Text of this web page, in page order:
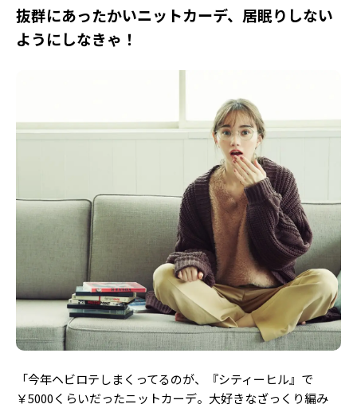
ゲッターズ飯田
MISS SEVENTEEN
Seventeenについて
Follow us
ST member
新規会員登録・ログイン
抜群にあったかいニットカーデ、居眠りしない
ようにしなきゃ！
「今年ヘビロテしまくってるのが、『シティーヒル』で
￥5000くらいだったニットカーデ。大好きなざっくり編み